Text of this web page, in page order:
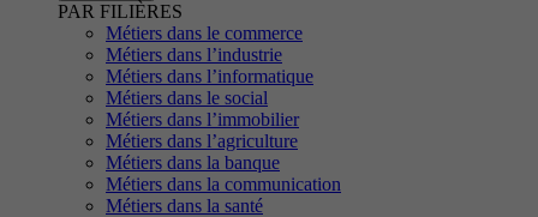
PAR FILIÈRES
Métiers dans le commerce
Métiers dans l’industrie
Métiers dans l’informatique
Métiers dans le social
Métiers dans l’immobilier
Métiers dans l’agriculture
Métiers dans la banque
Métiers dans la communication
Métiers dans la santé